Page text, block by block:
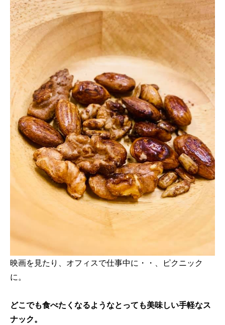
映画を見たり、オフィスで仕事中に・・、ピクニック
に。
どこでも食べたくなるようなとっても美味しい手軽なス
ナック。